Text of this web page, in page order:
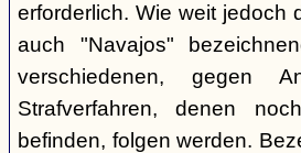
erforderlich. Wie weit jedoch
auch "Navajos"
verschiedenen, gegen
Strafverfahren, denen
befinden, folgen werden.